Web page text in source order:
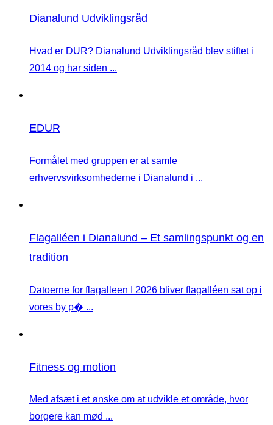
Dianalund Udviklingsråd
Hvad er DUR? Dianalund Udviklingsråd blev stiftet i
2014 og har siden ...
EDUR
Formålet med gruppen er at samle
erhvervsvirksomhederne i Dianalund i ...
Flagalléen i Dianalund – Et samlingspunkt og en
tradition
Datoerne for flagalleen I 2026 bliver flagalléen sat op i
vores by p� ...
Fitness og motion
Med afsæt i et ønske om at udvikle et område, hvor
borgere kan mød ...